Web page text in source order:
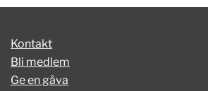
Kontakt
Bli medlem
Ge en gåva